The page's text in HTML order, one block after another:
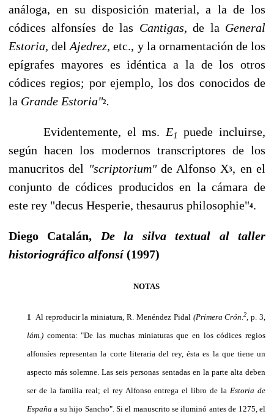
análoga, en su disposición material, a la de los
códices alfonsíes de las Cantigas,de la General
Estoria,delAjedrez,etc., y la ornamentación de los
epí­grafes mayores es idéntica a la de los otros
códices regios; por ejemplo, los dos cono­cidos de
la Grande Estoria"2.
Evidentemente, el ms. E1
puede incluirse,
según hacen los modernos transcriptores de los
manucritos del "scriptorium" de Alfonso X3, en el
conjunto de códices produci­dos en la cámara de
este rey "decus Hesperie, thesaurus philosophie"4.
Diego Catalán, De la silva textual al taller
historiográfico alfonsí(1997)
NOTAS
1 Al reproducir la miniatura, R. Menéndez Pidal (Primera Crón.2 ,p. 3,
lám.) comenta: "De las muchas miniaturas que en los códices regios
alfonsíes representan la corte literaria del rey, ésta es la que tiene un
aspecto más solemne. Las seis personas sentadas en la parte alta deben
ser de la familia real; el rey Al­fonso entrega el libro de la Estoria de
Españaa su hijo Sancho". Si el manuscrito se iluminó antes de 1275, el